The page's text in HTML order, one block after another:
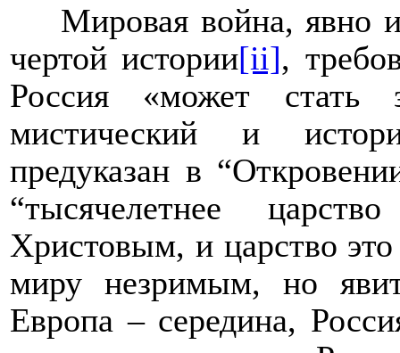
Мировая война, явно
чертой истории[ii],
Россия «может стать
мистический и
предуказан в
“тысячелетнее
Христовым, и царство
миру незримым, но
Европа – середина,